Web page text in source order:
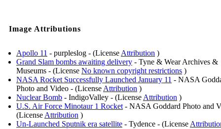
Image Attributions
Apollo 11 - purpleslog - (License Attribution )
Grand Slam bombs awaiting delivery - Tyne & Wear Archives &
Museums - (License No known copyright restrictions )
NASA Rocket Successfully Launched January 11 - NASA
Photo and Video - (License Attribution )
Nuclear Bomb - IndigoValley - (License Attribution )
U.S. Air Force Minotaur 1 Rocket - NASA Goddard Photo and
(License Attribution )
Un-Launched Sputnik era satellite - Tydence - (License